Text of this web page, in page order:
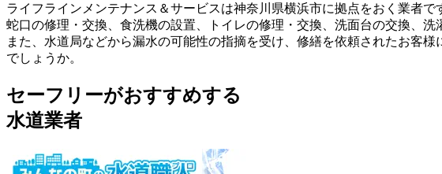
ライフラインメンテナンス＆サービスは神奈川県横浜市に拠点をおく業者
蛇口の修理・交換、食洗機の設置、トイレの修理・交換、洗面台の交換、
また、水道局などから漏水の可能性の指摘を受け、修繕を依頼されたお客
でしょうか。
セーフリーがおすすめする
水道業者